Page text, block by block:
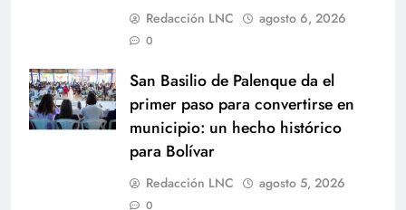
Redacción LNC agosto 6, 2026
0
San Basilio de Palenque da el
primer paso para convertirse en
municipio: un hecho histórico
para Bolívar
Redacción LNC agosto 5, 2026
0